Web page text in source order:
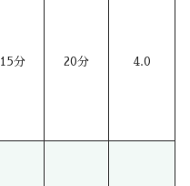
15分 20分 4.0